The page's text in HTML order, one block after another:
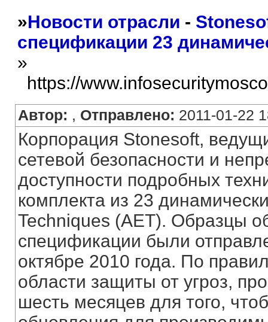
»Новости отрасли -
спецификации 23
»
https://
Автор: , Отправлено: 2011-01-22
Корпорация Stonesoft,
сетевой безопасности и
доступности подробных
комплекта из 23
Techniques (AET). Образцы
спецификации были
октябре 2010 года. По
области защиты от угроз,
шесть месяцев для того,